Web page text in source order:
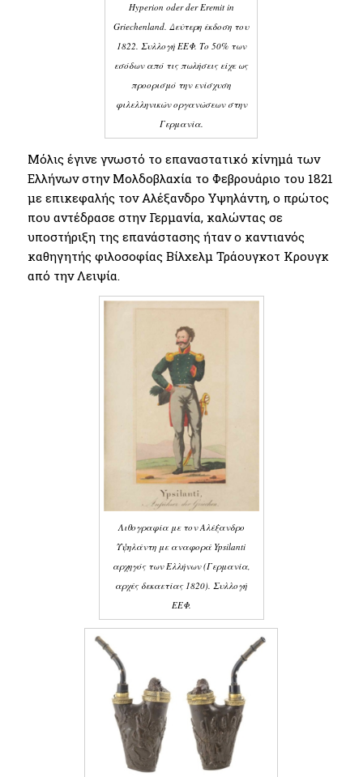
Hyperion oder der Eremit in
Griechenland. Δεύτερη έκδοση του
1822. Συλλογή ΕΕΦ. Το 50% των
εσόδων από τις πωλήσεις είχε ως
προορισμό την ενίσχυση
φιλελληνικών οργανώσεων στην
Γερμανία.
Μόλις έγινε γνωστό το επαναστατικό κίνημά των
Ελλήνων στην Μολδοβλαχία το Φεβρουάριο του 1821
με επικεφαλής τον Αλέξανδρο Υψηλάντη, ο πρώτος
που αντέδρασε στην Γερμανία, καλώντας σε
υποστήριξη της επανάστασης ήταν ο καντιανός
καθηγητής φιλοσοφίας Βίλχελμ Τράουγκοτ Κρουγκ
από την Λειψία.
Λιθογραφία με τον Αλέξανδρο
Υψηλάντη με αναφορά Ypsilanti
αρχηγός των Ελλήνων (Γερμανία,
αρχές δεκαετίας 1820). Συλλογή
ΕΕΦ.